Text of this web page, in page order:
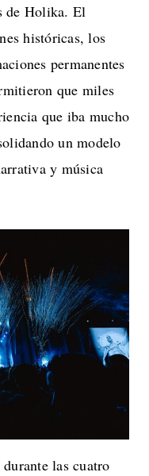
de Holika. El
históricas, los
permanentes
que miles
que iba mucho
un modelo
y música
las cuatro